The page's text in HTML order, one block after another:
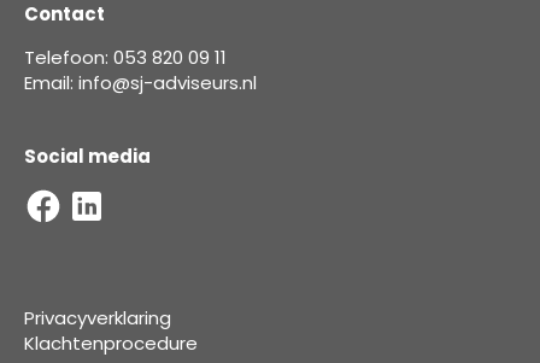
Contact
Telefoon: 053 820 09 11
Email: info@sj-adviseurs.nl
Social media
Privacyverklaring
Klachtenprocedure